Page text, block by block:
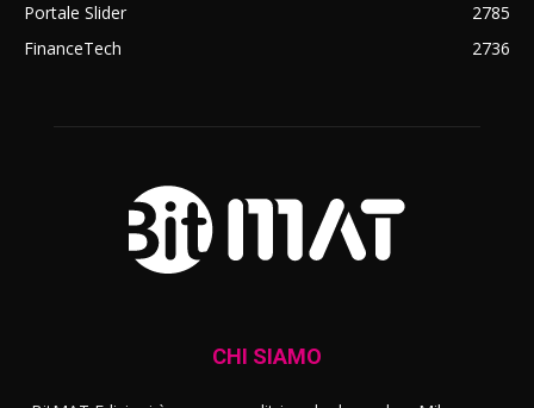
Portale Slider
2785
FinanceTech
2736
CHI SIAMO